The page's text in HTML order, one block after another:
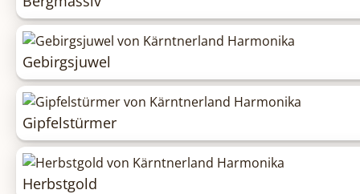
Gebirgsjuwel
Gipfelstürmer
Herbstgold